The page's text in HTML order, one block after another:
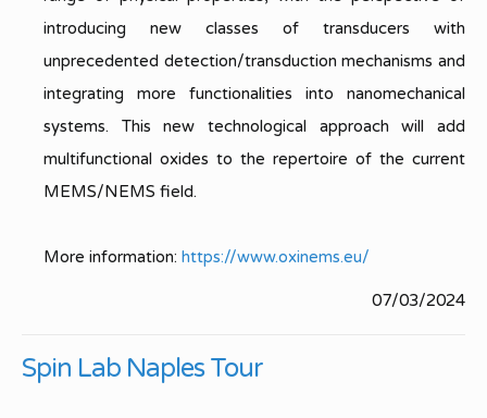
introducing new classes of transducers with
unprecedented detection/transduction mechanisms and
integrating more functionalities into nanomechanical
systems. This new technological approach will add
multifunctional oxides to the repertoire of the current
MEMS/NEMS field.
More information: https://www.oxinems.eu/
07/03/2024
Spin Lab Naples Tour